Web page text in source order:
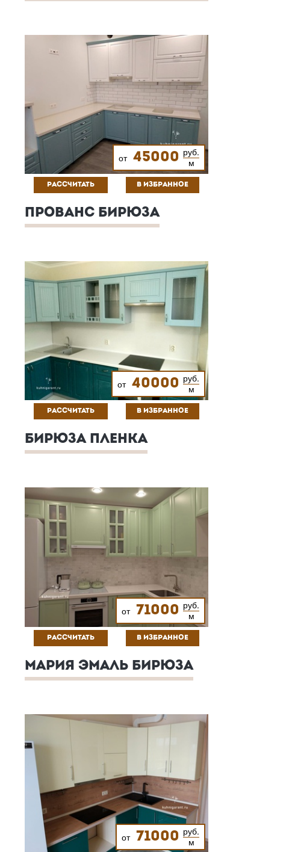
от 45000 руб.
м
РАССЧИТАТЬ В ИЗБРАННОЕ
ПРОВАНС БИРЮЗА
от 40000 руб.
м
РАССЧИТАТЬ В ИЗБРАННОЕ
БИРЮЗА ПЛЕНКА
от 71000 руб.
м
РАССЧИТАТЬ В ИЗБРАННОЕ
МАРИЯ ЭМАЛЬ БИРЮЗА
от 71000 руб.
м